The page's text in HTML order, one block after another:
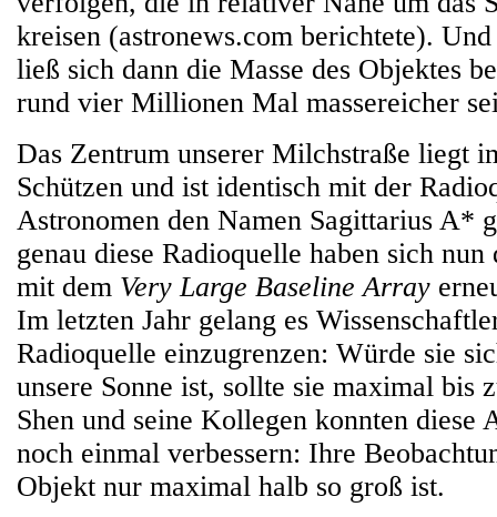
kreisen (astronews.com berichtete).
ließ sich dann die Masse des Objektes
rund vier Millionen Mal massereicher
Das Zentrum unserer Milchstraße liegt
Schützen und ist identisch mit der
Astronomen den Namen Sagittarius A*
genau diese Radioquelle haben sich
mit dem Very Large Baseline Array
Im letzten Jahr gelang es
Radioquelle einzugrenzen: Würde sie
unsere Sonne ist, sollte sie maximal bis
Shen und seine Kollegen konnten diese
noch einmal verbessern: Ihre
Objekt nur maximal halb so groß ist.